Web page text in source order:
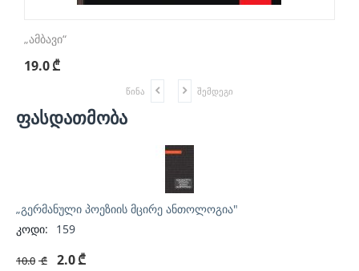
„ამბავი“
19.0₾
წინა შემდეგი
ფასდათმობა
„გერმანული პოეზიის მცირე ანთოლოგია"
კოდი:
159
10.0 ₾ 2.0₾